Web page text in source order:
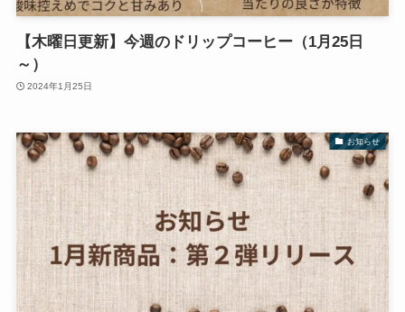
【木曜日更新】今週のドリップコーヒー（1月25日
～）
2024年1月25日
お知らせ